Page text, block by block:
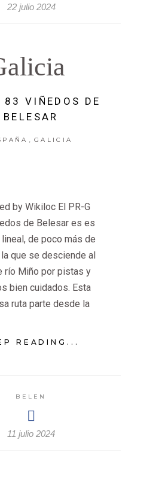
22 julio 2024
VIÑEDOS DE
BELESAR
, GALICIA
by Wikiloc El PR-G
de Belesar es es
lineal, de poco más de
que se desciende al
río Miño por pistas y
bien cuidados. Esta
ruta parte desde la
READING...
BELEN
11 julio 2024